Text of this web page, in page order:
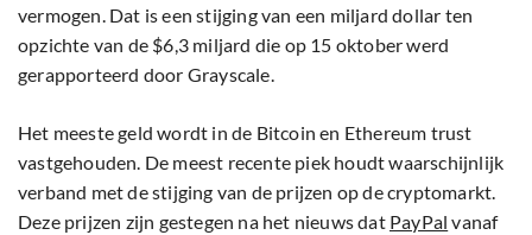
vermogen. Dat is een stijging van een miljard dollar ten
opzichte van de $6,3 miljard die op 15 oktober werd
gerapporteerd door Grayscale.
Het meeste geld wordt in de Bitcoin en Ethereum trust
vastgehouden. De meest recente piek houdt waarschijnlijk
verband met de stijging van de prijzen op de cryptomarkt.
Deze prijzen zijn gestegen na het nieuws dat PayPal vanaf